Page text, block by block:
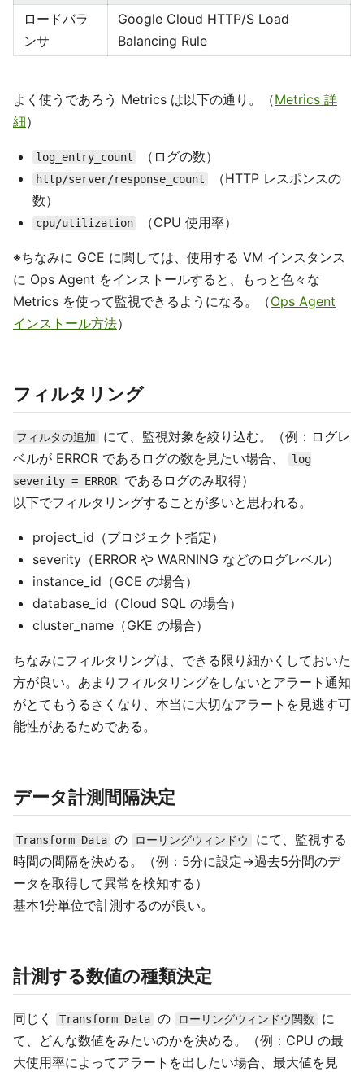
ロードバラ
ンサ
Google Cloud HTTP/S Load
Balancing Rule
よく使うであろう Metrics は以下の通り。（Metrics 詳
細）
log_entry_count （ログの数）
http/server/response_count
（HTTP レスポンスの
数）
cpu/utilization （CPU 使用率）
※ちなみに GCE に関しては、使用する VM インスタンス
に Ops Agent をインストールすると、もっと色々な
Metrics を使って監視できるようになる。（Ops Agent
インストール方法）
フィルタリング
フィルタの追加
にて、監視対象を絞り込む。（例：ログレ
ベルが ERROR であるログの数を見たい場合、
log
severity = ERROR
であるログのみ取得）
以下でフィルタリングすることが多いと思われる。
project_id（プロジェクト指定）
severity（ERROR や WARNING などのログレベル）
instance_id（GCE の場合）
database_id（Cloud SQL の場合）
cluster_name（GKE の場合）
ちなみにフィルタリングは、できる限り細かくしておいた
方が良い。あまりフィルタリングをしないとアラート通知
がとてもうるさくなり、本当に大切なアラートを見逃す可
能性があるためである。
データ計測間隔決定
Transform Data の ローリングウィンドウ
にて、監視する
時間の間隔を決める。（例：5分に設定→過去5分間のデ
ータを取得して異常を検知する）
基本1分単位で計測するのが良い。
計測する数値の種類決定
同じく Transform Data の ローリングウィンドウ関数
に
て、どんな数値をみたいのかを決める。（例：CPU の最
大使用率によってアラートを出したい場合、最大値を見